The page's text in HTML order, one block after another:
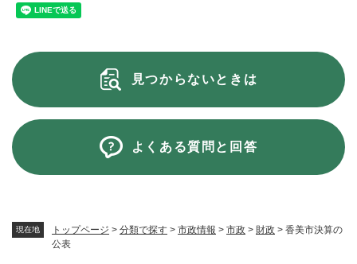
現在地 トップページ > 分類で探す > 市政情報 > 市政 > 財政 > 香美市決算の
公表
見つからないときは
よくある質問と回答